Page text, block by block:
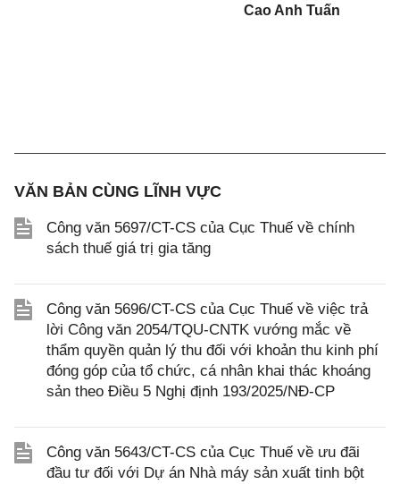
Cao Anh Tuấn
VĂN BẢN CÙNG LĨNH VỰC
Công văn 5697/CT-CS của Cục Thuế về chính
sách thuế giá trị gia tăng
Công văn 5696/CT-CS của Cục Thuế về việc trả
lời Công văn 2054/TQU-CNTK vướng mắc về
thẩm quyền quản lý thu đối với khoản thu kinh phí
đóng góp của tổ chức, cá nhân khai thác khoáng
sản theo Điều 5 Nghị định 193/2025/NĐ-CP
Công văn 5643/CT-CS của Cục Thuế về ưu đãi
đầu tư đối với Dự án Nhà máy sản xuất tinh bột